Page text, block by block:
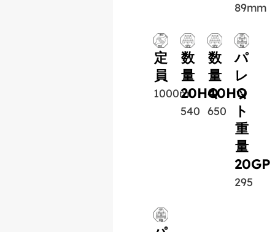
89mm
定
員
1000ml
数
量
20HQ
540
数
量
40HQ
650
パ
レ
ッ
ト
重
量
20GP
295